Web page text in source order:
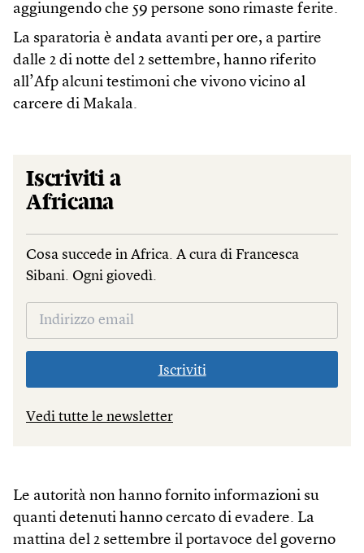
aggiungendo che 59 persone sono rimaste ferite.
La sparatoria è andata avanti per ore, a partire
dalle 2 di notte del 2 settembre, hanno riferito
all’Afp alcuni testimoni che vivono vicino al
carcere di Makala.
Iscriviti a
Africana
Cosa succede in Africa. A cura di Francesca
Sibani. Ogni giovedì.
Iscriviti
Vedi tutte le newsletter
Le autorità non hanno fornito informazioni su
quanti detenuti hanno cercato di evadere. La
mattina del 2 settembre il portavoce del governo